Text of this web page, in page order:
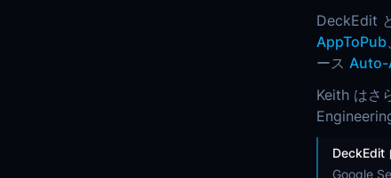
DeckEdit
AppToPub、
ース Auto-
Keith はさ
DeckEdit
Google